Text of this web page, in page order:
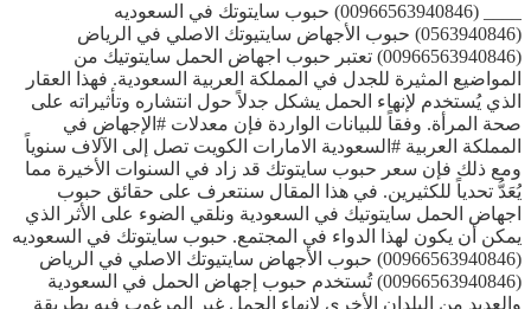
____ (00966563940846) حبوب سايتوتك في السعوديه
(0563940846) حبوب الأجهاض سايتيوتك الاصلي في الرياض
(00966563940846) تعتبر حبوب اجهاض الحمل سايتوتيك من
المواضيع المثيرة للجدل في المملكة العربية السعودية. فهذا العقار
الذي يُستخدم لإنهاء الحمل يشكل جدلاً حول انتشاره وتأثيراته على
صحة المرأة. وفقاً للبيانات الواردة فإن معدلات #الإجهاض في
المملكة العربية #السعودية الامارات الكويت تصل إلى الآلاف سنوياً
ومع ذلك فإن سعر حبوب سايتوتك قد زاد في السنوات الأخيرة مما
يُعَدُّ تحدياً للكثيرين. في هذا المقال سنتعرف على حقائق حبوب
اجهاض الحمل سايتوتيك في السعودية ونلقي الضوء على الأثر الذي
يمكن أن يكون لهذا الدواء في المجتمع. حبوب سايتوتك في السعوديه
(00966563940846) حبوب الأجهاض سايتيوتك الاصلي في الرياض
(00966563940846) تُستخدم حبوب إجهاض الحمل في السعودية
والعديد من البلدان الأخرى لإنهاء الحمل غير المرغوب فيه بطريقة